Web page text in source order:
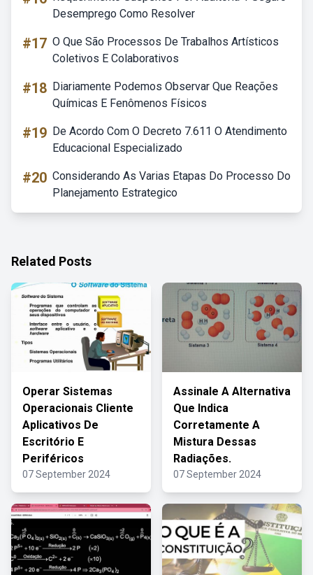
Desemprego Como Resolver
#17 O Que São Processos De Trabalhos Artísticos
Coletivos E Colaborativos
#18 Diariamente Podemos Observar Que Reações
Químicas E Fenômenos Físicos
#19 De Acordo Com O Decreto 7.611 O Atendimento
Educacional Especializado
#20 Considerando As Varias Etapas Do Processo Do
Planejamento Estrategico
Related Posts
Operar Sistemas
Operacionais Cliente
Aplicativos De
Escritório E
Periféricos
07 September 2024
Assinale A Alternativa
Que Indica
Corretamente A
Mistura Dessas
Radiações.
07 September 2024